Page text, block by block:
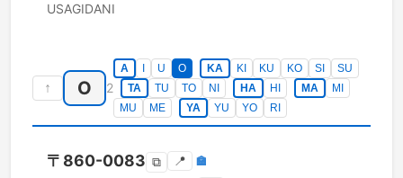
USAGIDANI
↑ O 2
A U O KA KI KU KO SI
SU
TA
TU TO NI HA HI MA
MI
MU
ME YA YU YO RI
〒 860-0083 ⧉ 📍 🏣